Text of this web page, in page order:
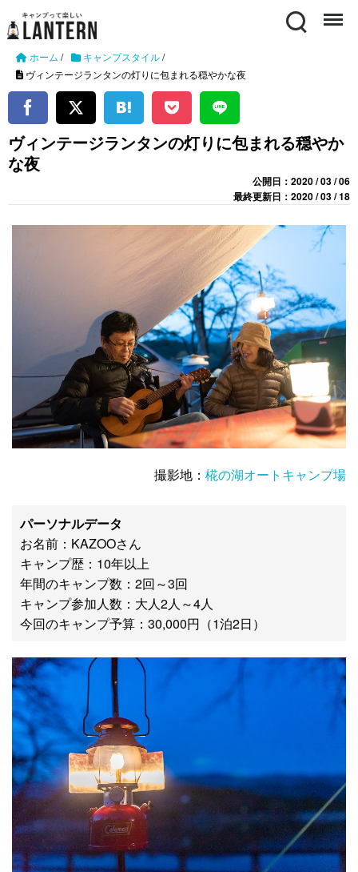
Search Menu
ホーム / キャンプスタイル/
ヴィンテージランタンの灯りに包まれる穏やかな夜
ヴィンテージランタンの灯りに包まれる穏やか
な夜
公開日：2020 / 03 / 06
最終更新日：2020 / 03 / 18
撮影地： 椛の湖オートキャンプ場
パーソナルデータ
お名前：KAZOOさん
キャンプ歴：10年以上
年間のキャンプ数：2回～3回
キャンプ参加人数：大人2人～4人
今回のキャンプ予算：30,000円（1泊2日）